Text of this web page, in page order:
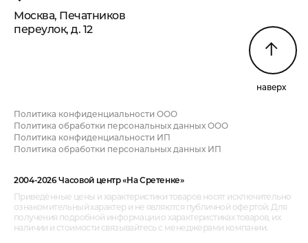
Москва, Печатников
переулок, д. 12
наверх
Политика конфиденциальности ООО
Политика обработки персональных данных ООО
Политика конфиденциальности ИП
Политика обработки персональных данных ИП
2004-2026 Часовой центр «На Сретенке»
Приведённые цены и характеристики товаров носят исключительно
ознакомительный характер и не являются публичной офертой. Для
получения подробной информации о характеристиках товаров, их
наличии и стоимости связывайтесь с менеджерами компании.